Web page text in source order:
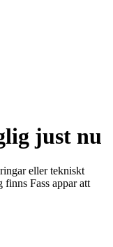
just nu
eller tekniskt
finns Fass appar att